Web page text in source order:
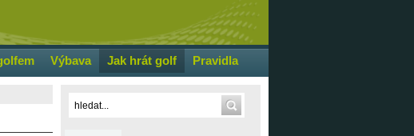
Výbava Jak hrát golf Pravidla